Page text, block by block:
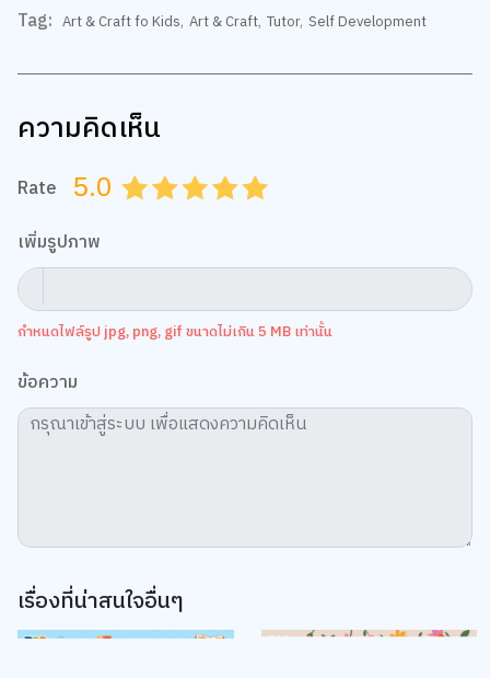
ความคิดเห็น
4.5
4.0
3.5
3.0
2.5
2.0
1.5
1.0
0.5
กำหนดไฟล์รูป jpg, png, gif ขนาดไม่เกิน 5 MB เท่านั้น
เรื่องที่น่าสนใจอื่นๆ